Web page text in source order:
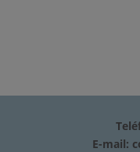
E-mail: